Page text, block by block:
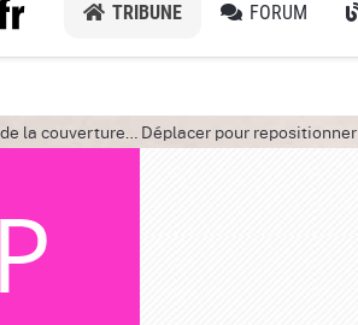
TRIBUNE FORUM
la couverture…Déplacer pour repositionner